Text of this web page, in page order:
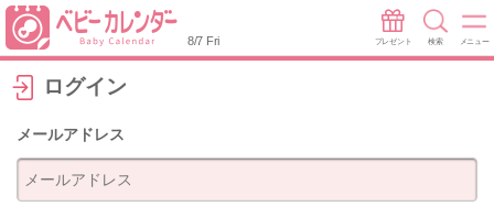
8/7 Fri プレゼント 検索 メニュー
ログイン
メールアドレス